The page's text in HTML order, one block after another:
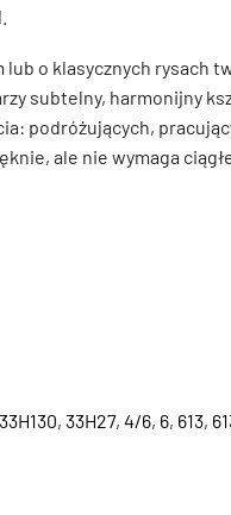
o klasycznych rysach
subtelny, harmonijny
podróżujących,
ale nie wymaga
33H130, 33H27, 4/6, 6, 613,